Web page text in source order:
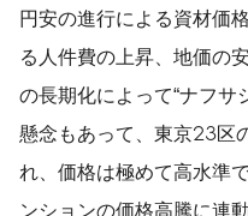
円安の進行による資材価
る人件費の上昇、地価の
の長期化によって“ナフサ
懸念もあって、東京23区
れ、価格は極めて高水準
ンションの価格高騰に連